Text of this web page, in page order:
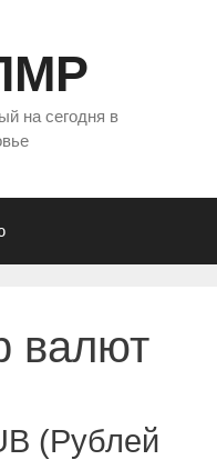
на сегодня в
валют
(Рублей